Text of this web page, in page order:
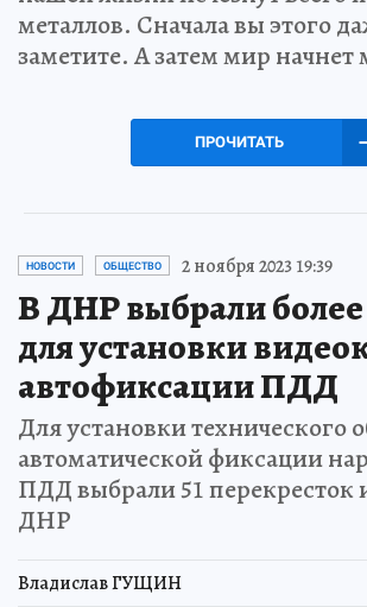
металлов. Сначала вы этого
заметите. А затем мир
ПРОЧИТАТЬ
НОВОСТИ ОБЩЕСТВО 2 ноября 2023 19:39
В ДНР выбрали более
для установки
автофиксации ПДД
Для установки технического
автоматической фиксации
ПДД выбрали 51 перекресток
ДНР
Владислав ГУЩИН